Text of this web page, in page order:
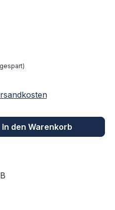
den
In den Warenkorb